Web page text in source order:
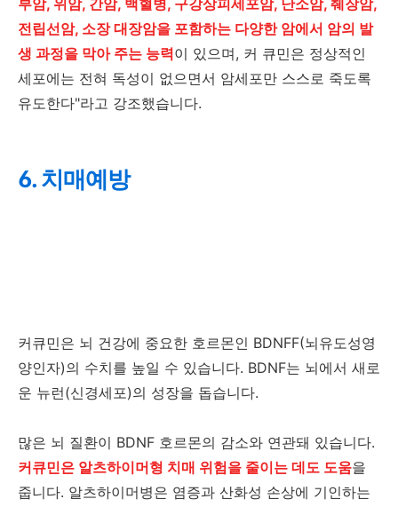
전립선암, 소장 대장암을 포함하는 다양한 암에서 암의 발
생 과정을 막아 주는 능력이 있으며, 커 큐민은 정상적인
세포에는 전혀 독성이 없으면서 암세포만 스스로 죽도록
유도한다"라고 강조했습니다.
6. 치매예방
커큐민은 뇌 건강에 중요한 호르몬인 BDNFF(뇌유도성영
양인자)의 수치를 높일 수 있습니다. BDNF는 뇌에서 새로
운 뉴런(신경세포)의 성장을 돕습니다.
많은 뇌 질환이 BDNF 호르몬의 감소와 연관돼 있습니다.
커큐민은 알츠하이머형 치매 위험을 줄이는 데도 도움을
줍니다. 알츠하이머병은 염증과 산화성 손상에 기인하는